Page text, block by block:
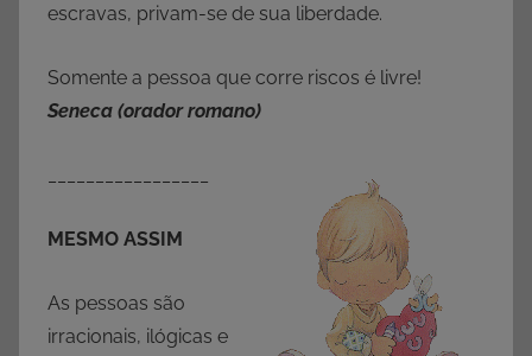
escravas, privam-se de sua liberdade.
Somente a pessoa que corre riscos é livre!
Seneca (orador romano)
MESMO ASSIM
As pessoas são
irracionais, ilógicas e